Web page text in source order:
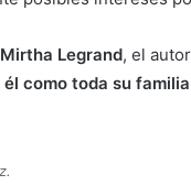
Mirtha Legrand, el
como toda su